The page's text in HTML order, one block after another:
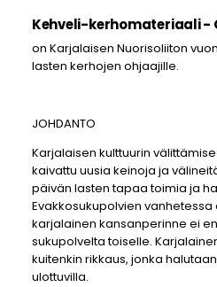
Kehveli-kerhomateriaali -
on Karjalaisen Nuorisoliiton
lasten kerhojen ohjaajille.
JOHDANTO
Karjalaisen kulttuurin
kaivattu uusia keinoja ja
päivän lasten tapaa toimia ja
Evakkosukupolvien
karjalainen kansanperinne ei
sukupolvelta toiselle.
kuitenkin rikkaus, jonka
ulottuvilla.